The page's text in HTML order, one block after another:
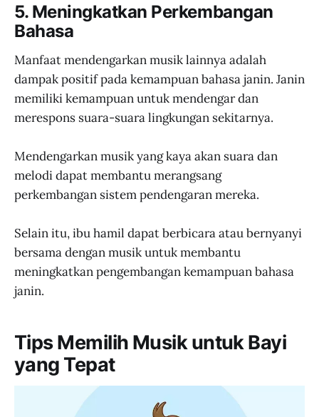
5. Meningkatkan Perkembangan
Bahasa
Manfaat mendengarkan musik lainnya adalah
dampak positif pada kemampuan bahasa janin. Janin
memiliki kemampuan untuk mendengar dan
merespons suara-suara lingkungan sekitarnya.
Mendengarkan musik yang kaya akan suara dan
melodi dapat membantu merangsang
perkembangan sistem pendengaran mereka.
Selain itu, ibu hamil dapat berbicara atau bernyanyi
bersama dengan musik untuk membantu
meningkatkan pengembangan kemampuan bahasa
janin.
Tips Memilih Musik untuk Bayi
yang Tepat